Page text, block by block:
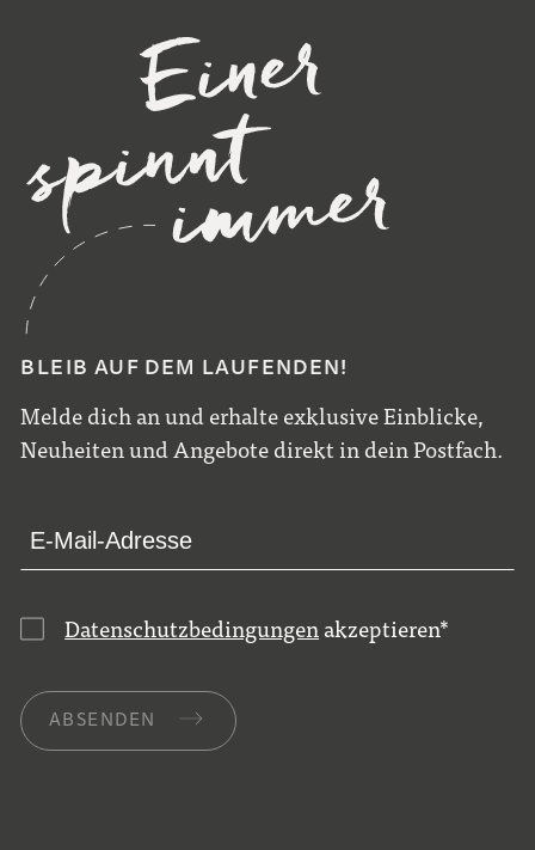
BLEIB AUF DEM LAUFENDEN!
Melde dich an und erhalte exklusive Einblicke,
Neuheiten und Angebote direkt in dein Postfach.
Datenschutzbedingungen akzeptieren*
ABSENDEN